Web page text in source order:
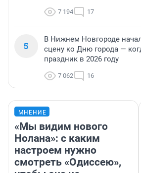
7 194 17
5
В Нижнем Новгороде
сцену ко Дню города —
праздник в 2026 году
7 062 16
МНЕНИЕ
«Мы видим нового
Нолана»: с каким
настроем нужно
смотреть «Одиссею»,